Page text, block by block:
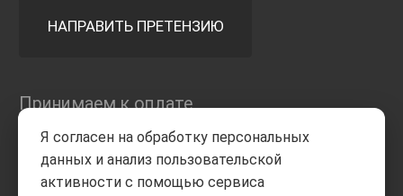
НАПРАВИТЬ ПРЕТЕНЗИЮ
Принимаем к оплате
Я согласен на обработку персональных
данных и анализ пользовательской
активности с помощью сервиса